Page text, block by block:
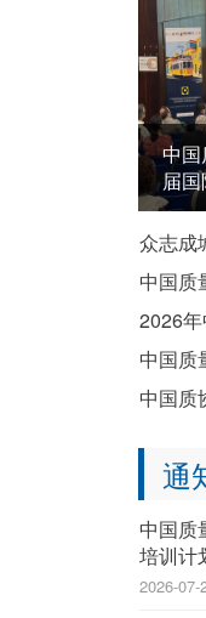
中国
届
通
中国质
培训计
2026-07-